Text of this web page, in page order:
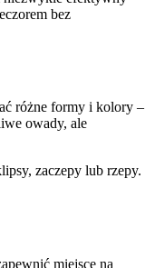
bez
różne formy i kolory –
owady, ale
zaczepy lub rzepy.
miejsce na